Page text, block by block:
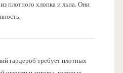
плотного хлопка и льна. Они
гардероб требует плотных